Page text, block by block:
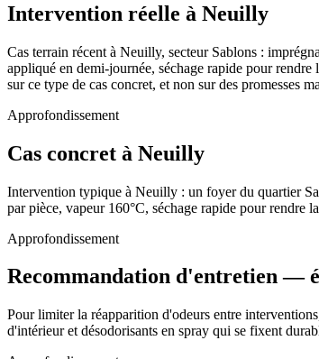
Intervention réelle à Neuilly
Cas terrain récent à Neuilly, secteur Sablons :
appliqué en demi-journée, séchage rapide pour
sur ce type de cas concret, et non sur des promesses
Approfondissement
Cas concret à Neuilly
Intervention typique à Neuilly : un foyer du quartier
par pièce, vapeur 160°C, séchage rapide pour rendre
Approfondissement
Recommandation d'entretien —
Pour limiter la réapparition d'odeurs entre
d'intérieur et désodorisants en spray qui se fixent